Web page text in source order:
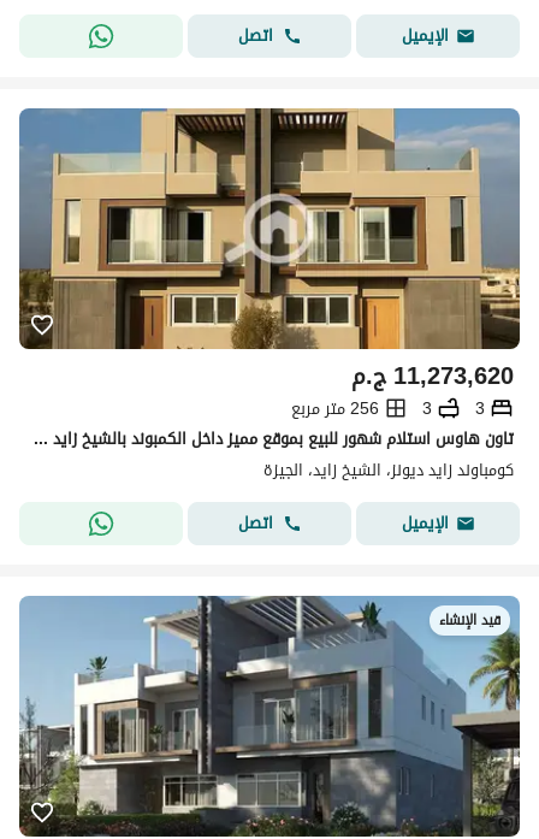
الإيميل
اتصل
ج.م11,273,620
3
3
256 متر مربع
تاون هاوس استلام شهور للبيع بموقع مميز داخل الكمبوند بالشيخ زايد امام بيفرلي هيلز
كومباوند زايد ديونز، الشيخ زايد، الجيزة
الإيميل
اتصل
قيد الإنشاء